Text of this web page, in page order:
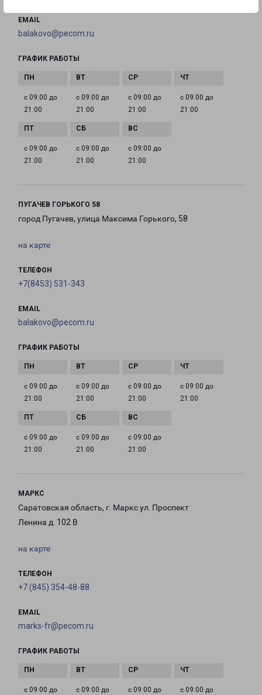
EMAIL
balakovo@pecom.ru
ГРАФИК РАБОТЫ
с 09:00 до
21:00
с 09:00 до
21:00
с 09:00 до
21:00
с 09:00 до
21:00
с 09:00 до
21:00
с 09:00 до
21:00
с 09:00 до
21:00
ПУГАЧЕВ ГОРЬКОГО 58
город Пугачев, улица Максима Горького, 58
на карте
ТЕЛЕФОН
+7(8453) 531-343
EMAIL
balakovo@pecom.ru
ГРАФИК РАБОТЫ
с 09:00 до
21:00
с 09:00 до
21:00
с 09:00 до
21:00
с 09:00 до
21:00
с 09:00 до
21:00
с 09:00 до
21:00
с 09:00 до
21:00
МАРКС
Саратовская область, г. Маркс ул. Проспект
Ленина д. 102 В
на карте
ТЕЛЕФОН
+7 (845) 354-48-88
EMAIL
marks-fr@pecom.ru
ГРАФИК РАБОТЫ
с 09:00 до
с 09:00 до
с 09:00 до
с 09:00 до